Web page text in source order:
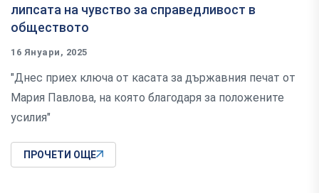
липсата на чувство за справедливост в
обществото
16 Януари, 2025
"Днес приех ключа от касата за държавния печат от
Мария Павлова, на която благодаря за положените
усилия"
ПРОЧЕТИ ОЩЕ